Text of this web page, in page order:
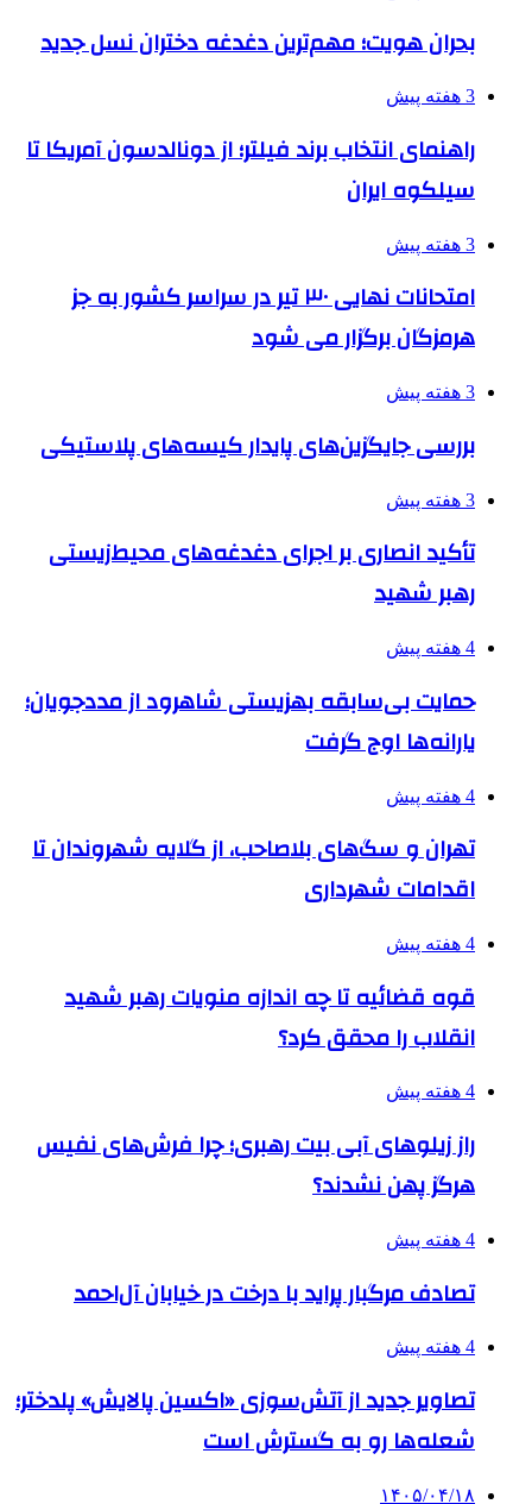
بحران هویت؛ مهم‌ترین دغدغه دختران نسل جدید
3 هفته پیش
راهنمای انتخاب برند فیلتر؛ از دونالدسون آمریکا تا
سیلکوه ایران
3 هفته پیش
امتحانات نهایی ۳۰ تیر در سراسر کشور به جز
هرمزگان برگزار می شود
3 هفته پیش
بررسی جایگزین‌های پایدار کیسه‌های پلاستیکی
3 هفته پیش
تأکید انصاری بر اجرای دغدغه‌های محیط‌زیستی
رهبر شهید
4 هفته پیش
حمایت بی‌سابقه بهزیستی شاهرود از مددجویان؛
یارانه‌ها اوج گرفت
4 هفته پیش
تهران و سگ‌های بلاصاحب، از گلایه شهروندان تا
اقدامات شهرداری
4 هفته پیش
قوه قضائیه تا چه اندازه منویات رهبر شهید
انقلاب را محقق کرد؟
4 هفته پیش
راز زیلوهای آبی بیت رهبری؛ چرا فرش‌های نفیس
هرگز پهن نشدند؟
4 هفته پیش
تصادف مرگبار پراید با درخت در خیابان آل‌احمد
4 هفته پیش
تصاویر جدید از آتش‌سوزی «اکسین پالایش» پلدختر؛
شعله‌ها رو به گسترش است
۱۴۰۵/۰۴/۱۸